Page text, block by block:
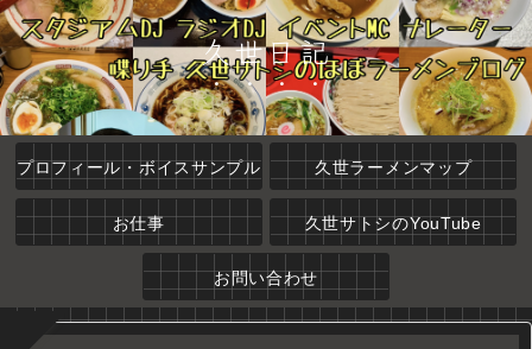
久世日記
プロフィール・ボイスサンプル 久世ラーメンマップ
お仕事 久世サトシのYouTube
お問い合わせ